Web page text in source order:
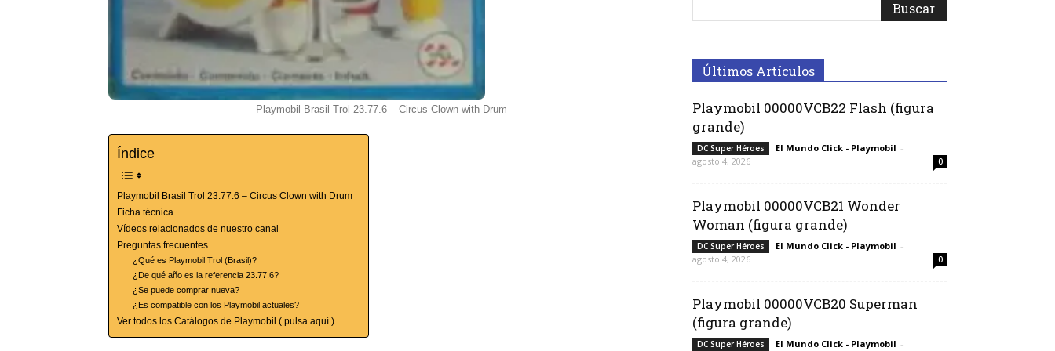
Playmobil Brasil Trol 23.77.6 – Circus Clown with Drum
Índice
Playmobil Brasil Trol 23.77.6 – Circus Clown with Drum
Ficha técnica
Vídeos relacionados de nuestro canal
Preguntas frecuentes
¿Qué es Playmobil Trol (Brasil)?
¿De qué año es la referencia 23.77.6?
¿Se puede comprar nueva?
¿Es compatible con los Playmobil actuales?
Ver todos los Catálogos de Playmobil ( pulsa aquí )
Últimos Artículos
Playmobil 00000VCB22 Flash (figura
grande)
DC Super Héroes El Mundo Click - Playmobil -
agosto 4, 2026
0
Playmobil 00000VCB21 Wonder
Woman (figura grande)
DC Super Héroes El Mundo Click - Playmobil -
agosto 4, 2026
0
Playmobil 00000VCB20 Superman
(figura grande)
DC Super Héroes El Mundo Click - Playmobil -